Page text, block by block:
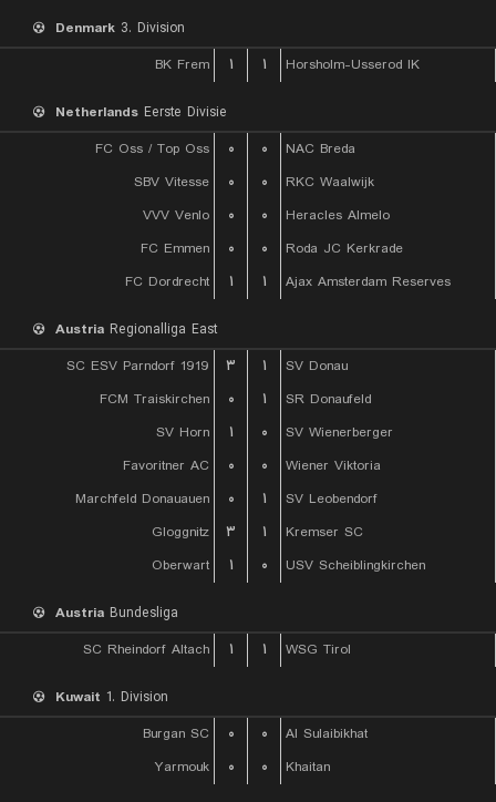
Denmark 3. Division
BK Frem
۱ ۱ Horsholm-Usserod IK
Netherlands Eerste Divisie
FC Oss / Top Oss
۰ ۰
NAC Breda
SBV Vitesse
۰ ۰
RKC Waalwijk
VVV Venlo
۰ ۰
Heracles Almelo
FC Emmen
۰ ۰
Roda JC Kerkrade
FC Dordrecht
۱ ۱ Ajax Amsterdam Reserves
Austria Regionalliga East
SC ESV Parndorf 1919
۳ ۱
SV Donau
FCM Traiskirchen
۰ ۱
SR Donaufeld
SV Horn
۱ ۰
SV Wienerberger
Favoritner AC
۰ ۰
Wiener Viktoria
Marchfeld Donauauen
۰ ۱
SV Leobendorf
Gloggnitz
۳ ۱
Kremser SC
Oberwart
۱ ۰ USV Scheiblingkirchen
Austria Bundesliga
SC Rheindorf Altach
۱ ۱ WSG Tirol
Kuwait 1. Division
Burgan SC
۰ ۰
Al Sulaibikhat
Yarmouk
۰ ۰ Khaitan